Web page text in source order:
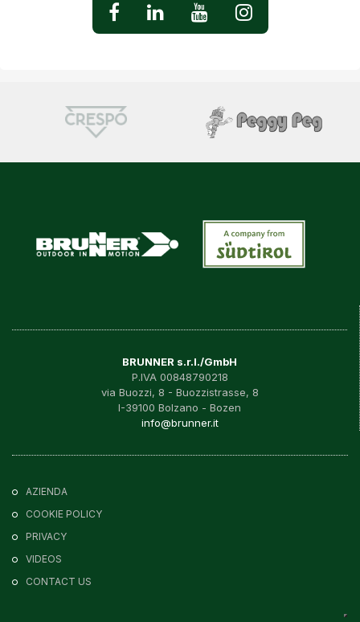
BRUNNER s.r.l./GmbH
P.IVA 00848790218
via Buozzi, 8 - Buozzistrasse, 8
I-39100 Bolzano - Bozen
info@brunner.it
AZIENDA
COOKIE POLICY
PRIVACY
VIDEOS
CONTACT US